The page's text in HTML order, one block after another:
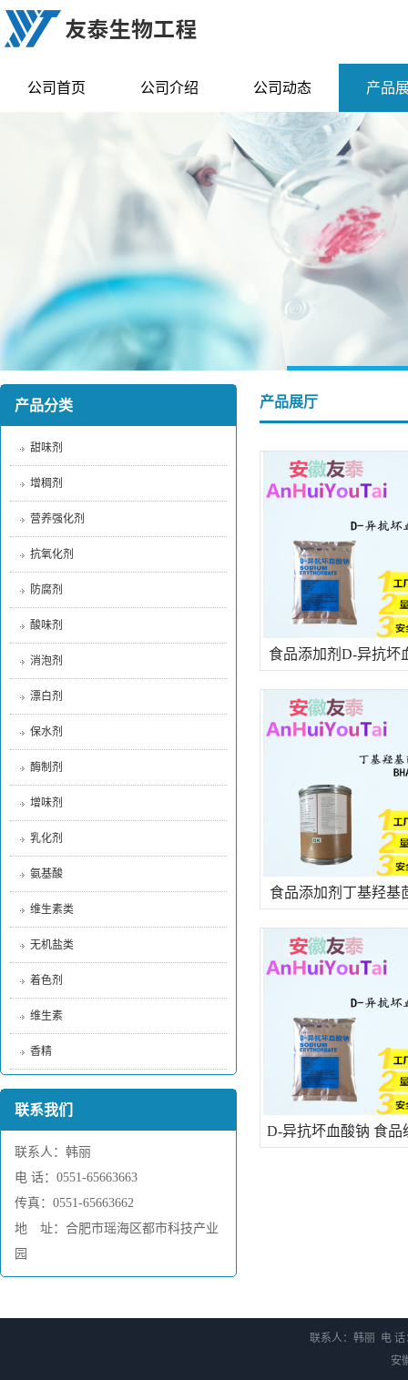
公司首页 公司介绍 公司动态 产品
产品分类
甜味剂
增稠剂
营养强化剂
抗氧化剂
防腐剂
酸味剂
消泡剂
漂白剂
保水剂
酶制剂
增味剂
乳化剂
氨基酸
维生素类
无机盐类
着色剂
维生素
香精
联系我们
联系人：韩丽
电 话：0551-65663663
传真：0551-65663662
地 址：合肥市瑶海区都市科技产业
园
产品展厅
食品添加剂D-异抗坏
食品添加剂丁基羟基
BHA
D-异抗坏血酸钠 食品
联系人：韩丽 电 话
安